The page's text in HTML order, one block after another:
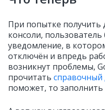
При попытке получить
консоли,
уведомление, в
отключён и впредь
возникнут проблемы,
прочитать справочный
поможет, то заполнить